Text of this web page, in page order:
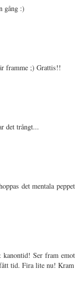
gång :)
framme ;) Grattis!!
det trångt...
det mentala peppet
Ser fram emot
tid. Fira lite nu! Kram